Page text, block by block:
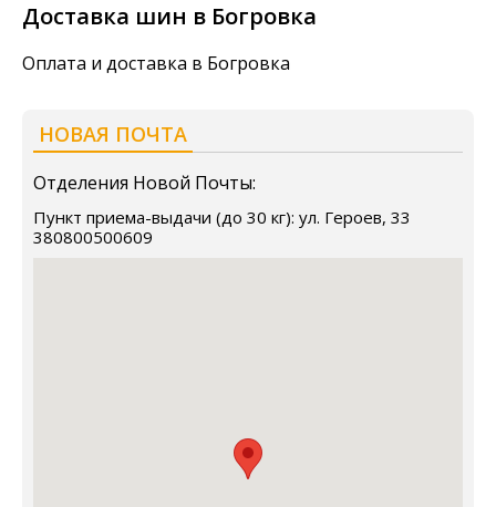
Доставка шин в Богровка
Оплата и доставка в Богровка
НОВАЯ ПОЧТА
Отделения Новой Почты:
Пункт приема-выдачи (до 30 кг): ул. Героев, 33
380800500609